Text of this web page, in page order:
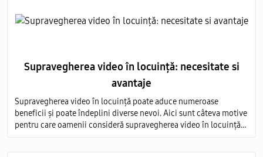
Supravegherea video în locuință: necesitate si
avantaje
Supravegherea video în locuință poate aduce numeroase
beneficii și poate îndeplini diverse nevoi. Aici sunt câteva motive
pentru care oamenii consideră supravegherea video în locuință
ca fiind necesară, precum și avantajele asociate acestei practici